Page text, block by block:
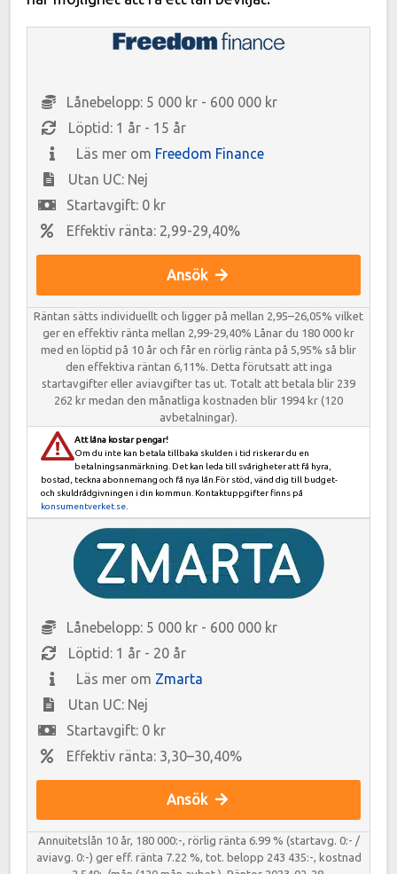
Lånebelopp: 5 000 kr - 600 000 kr
Löptid: 1 år - 15 år
Läs mer om Freedom Finance
Utan UC: Nej
Startavgift: 0 kr
Effektiv ränta: 2,99-29,40%
Ansök
Räntan sätts individuellt och ligger på mellan 2,95–26,05% vilket
ger en effektiv ränta mellan 2,99-29,40% Lånar du 180 000 kr
med en löptid på 10 år och får en rörlig ränta på 5,95% så blir
den effektiva räntan 6,11%. Detta förutsatt att inga
startavgifter eller aviavgifter tas ut. Totalt att betala blir 239
262 kr medan den månatliga kostnaden blir 1994 kr (120
avbetalningar).
Att låna kostar pengar!
Om du inte kan betala tillbaka skulden i tid riskerar du en
betalningsanmärkning. Det kan leda till svårigheter att få hyra,
bostad, teckna abonnemang och få nya lån.För stöd, vänd dig till budget-
och skuldrådgivningen i din kommun. Kontaktuppgifter finns på
konsumentverket.se
Lånebelopp: 5 000 kr - 600 000 kr
Löptid: 1 år - 20 år
Läs mer om Zmarta
Utan UC: Nej
Startavgift: 0 kr
Effektiv ränta: 3,30–30,40%
Ansök
Annuitetslån 10 år, 180 000:-, rörlig ränta 6.99 % (startavg. 0:- /
aviavg. 0:-) ger eff. ränta 7.22 %, tot. belopp 243 435:-, kostnad